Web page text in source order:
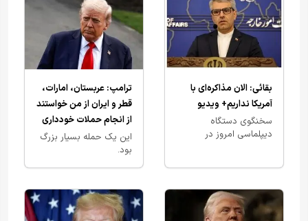
و جدی…
بقائی: الان مذاکره‌ای با
آمریکا نداریم+ ویدیو
سخنگوی دستگاه
دیپلماسی امروز در
عراقچی در خصوص نهایی
کردن…
ترامپ: عربستان، امارات،
قطر و ایران از من خواستند
از انجام حملات خودداری
کنم+ ویدیو
این یک حمله بسیار بزرگ
بود.